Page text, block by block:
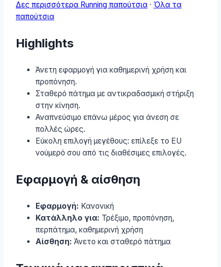
Δες περισσότερα Running παπούτσια · Όλα τα
παπούτσια
Highlights
Άνετη εφαρμογή για καθημερινή χρήση και
προπόνηση.
Σταθερό πάτημα με αντικραδασμική στήριξη
στην κίνηση.
Αναπνεύσιμο επάνω μέρος για άνεση σε
πολλές ώρες.
Εύκολη επιλογή μεγέθους: επίλεξε το EU
νούμερό σου από τις διαθέσιμες επιλογές.
Εφαρμογή & αίσθηση
Εφαρμογή: Κανονική
Κατάλληλο για: Τρέξιμο, προπόνηση,
περπάτημα, καθημερινή χρήση
Αίσθηση: Άνετο και σταθερό πάτημα